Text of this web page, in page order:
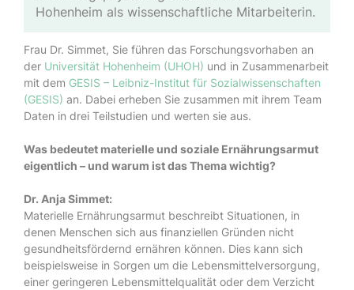
Hohenheim als wissenschaftliche Mitarbeiterin.
Frau Dr. Simmet, Sie führen das Forschungsvorhaben an
der Universität Hohenheim (UHOH) und in Zusammenarbeit
mit dem GESIS – Leibniz-Institut für Sozialwissenschaften
(GESIS) an. Dabei erheben Sie zusammen mit ihrem Team
Daten in drei Teilstudien und werten sie aus.
Was bedeutet materielle und soziale Ernährungsarmut
eigentlich – und warum ist das Thema wichtig?
Dr. Anja Simmet:
Materielle Ernährungsarmut beschreibt Situationen, in
denen Menschen sich aus finanziellen Gründen nicht
gesundheitsfördernd ernähren können. Dies kann sich
beispielsweise in Sorgen um die Lebensmittelversorgung,
einer geringeren Lebensmittelqualität oder dem Verzicht